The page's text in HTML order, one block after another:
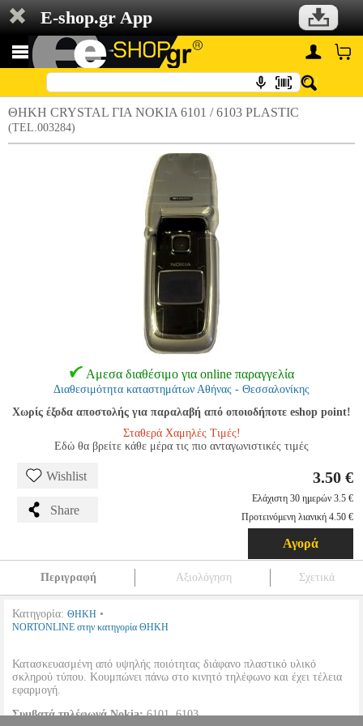
E-shop.gr App
ΘΗΚΗ CRYSTAL ΓΙΑ NOKIA 6101 / 6103 PLASTIC
(TEL.003284)
Αμεσα διαθέσιμο για online παραγγελία
Διαθεσιμότητα καταστημάτων Αθήνας - Θεσσαλονίκης
Χωρίς έξοδα αποστολής για παραλαβή από οποιοδήποτε eshop point!
Σταθερά Χαμηλές Τιμές!
Εδώ θα βρείτε κάθε μέρα τις πιο ανταγωνιστικές τιμές
Wishlist
Share
3.50 €
Ελάχιστη 30 ημερών 3.5 €
Προτεινόμενη λιανική 4.50 €
Αγορά
Περιγραφή Αξιολόγηση Σχετικά
Κατηγορία: ΘΗΚΗ •
NORTONLINE στην κατηγορία ΘΗΚΗ
Κατασκευασμένη από υψηλής ποιότητας διάφανο πλαστικό υλικό
σκληρού τύπου. Κουμπώνει πάνω στο κινητό τηλέφωνο και έχει τέλεια
εφαρμογή.
Συμβατά τηλέφωνά Nokia:6101, 6103.